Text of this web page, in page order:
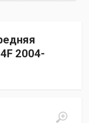
2004-